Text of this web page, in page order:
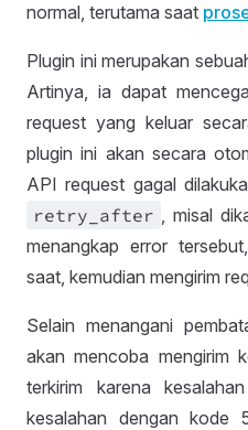
normal, terutama saat
Plugin ini merupakan
Artinya, ia dapat
request yang keluar
plugin ini akan secara
API request gagal
retry _after , misal
menangkap error
saat, kemudian mengirim
Selain menangani
akan mencoba mengirim
terkirim karena
kesalahan dengan kode